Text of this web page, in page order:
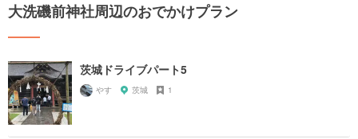
大洗磯前神社周辺のおでかけプラン
茨城ドライブパート5
やす 茨城 1